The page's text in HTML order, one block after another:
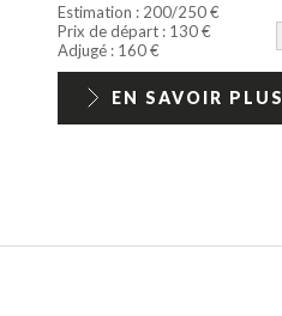
Estimation : 200/250 €
Prix de départ : 130 €
Adjugé : 160 €
EN SAVOIR PLUS